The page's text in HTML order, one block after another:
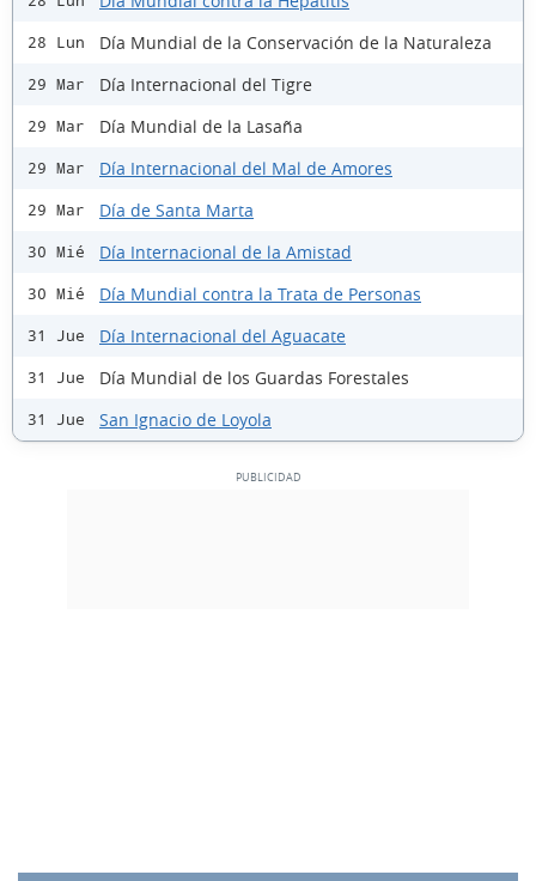
28 Lun Día Mundial de la Conservación de la Naturaleza
29 Mar Día Internacional del Tigre
29 Mar Día Mundial de la Lasaña
29 Mar Día Internacional del Mal de Amores
29 Mar Día de Santa Marta
30 Mié Día Internacional de la Amistad
30 Mié Día Mundial contra la Trata de Personas
31 Jue Día Internacional del Aguacate
31 Jue Día Mundial de los Guardas Forestales
31 Jue San Ignacio de Loyola